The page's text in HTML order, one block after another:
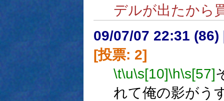
デルが出たから
09/07/07 22:31 (86)
[投票: 2]
\t\u\s[10]\h\s[57]
れて俺の影がう